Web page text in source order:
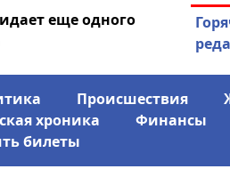
еще одного
Происшествия
хроника
Финансы
билеты